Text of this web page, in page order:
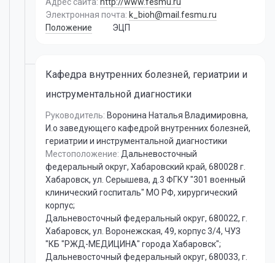
Электронная почта: k_bioh@mail.fesmu.ru
Положение
ЭЦП
Кафедра внутренних болезней, гериатрии и
инструментальной диагностики
Руководитель: Воронина Наталья Владимировна,
И.о заведующего кафедрой внутренних болезней,
гериатрии и инструментальной диагностики
Местоположение: Дальневосточный
федеральный округ, Хабаровский край, 680028 г.
Хабаровск, ул. Серышева, д.3 ФГКУ "301 военный
клинический госпиталь" МО РФ, хирургический
корпус;
Дальневосточный федеральный округ, 680022, г.
Хабаровск, ул. Воронежская, 49, корпус 3/4, ЧУЗ
"КБ "РЖД-МЕДИЦИНА" города Хабаровск";
Дальневосточный федеральный округ, 680033, г.